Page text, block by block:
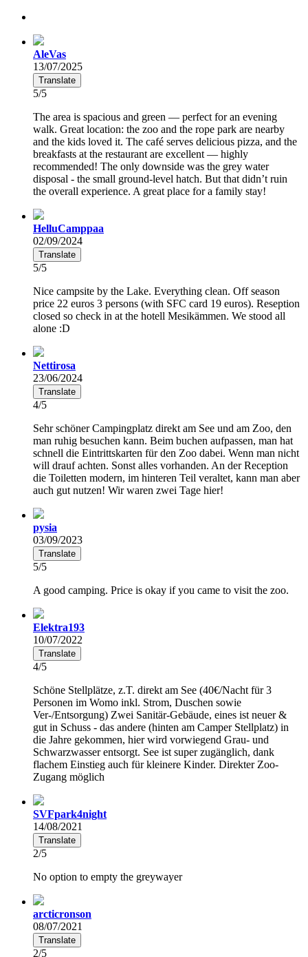
AleVas
13/07/2025
Translate
5/5
The area is spacious and green — perfect for an evening
walk. Great location: the zoo and the rope park are nearby
and the kids loved it. The café serves delicious pizza, and the
breakfasts at the restaurant are excellent — highly
recommended! The only downside was the grey water
disposal - the small ground-level hatch. But that didn’t ruin
the overall experience. A great place for a family stay!
HelluCamppaa
02/09/2024
Translate
5/5
Nice campsite by the Lake. Everything clean. Off season
price 22 euros 3 persons (with SFC card 19 euros). Reseption
closed so check in at the hotell Mesikämmen. We stood all
alone :D
Nettirosa
23/06/2024
Translate
4/5
Sehr schöner Campingplatz direkt am See und am Zoo, den
man ruhig besuchen kann. Beim buchen aufpassen, man hat
schnell die Eintrittskarten für den Zoo dabei. Wenn man nicht
will drauf achten. Sonst alles vorhanden. An der Reception
die Toiletten modern, im hinteren Teil veraltet, kann man aber
auch gut nutzen! Wir waren zwei Tage hier!
pysia
03/09/2023
Translate
5/5
A good camping. Price is okay if you came to visit the zoo.
Elektra193
10/07/2022
Translate
4/5
Schöne Stellplätze, z.T. direkt am See (40€/Nacht für 3
Personen im Womo inkl. Strom, Duschen sowie
Ver-/Entsorgung) Zwei Sanitär-Gebäude, eines ist neuer &
gut in Schuss - das andere (hinten am Camper Stellplatz) in
die Jahre gekommen, hier wird vorwiegend Grau- und
Schwarzwasser entsorgt. See ist super zugänglich, dank
flachem Einstieg auch für kleinere Kinder. Direkter Zoo-
Zugang möglich
SVFpark4night
14/08/2021
Translate
2/5
No option to empty the greywayer
arcticronson
08/07/2021
Translate
2/5